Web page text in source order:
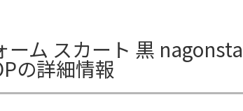
ム スカート 黒
の詳細情報